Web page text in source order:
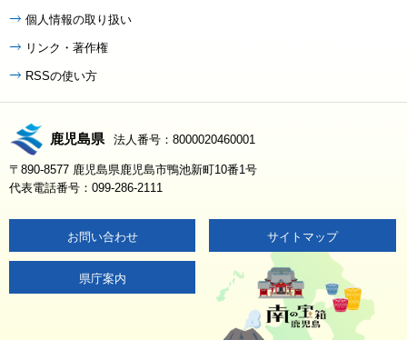
個人情報の取り扱い
リンク・著作権
RSSの使い方
鹿児島県 法人番号：8000020460001
〒890-8577 鹿児島県鹿児島市鴨池新町10番1号
代表電話番号：099-286-2111
お問い合わせ サイトマップ
県庁案内